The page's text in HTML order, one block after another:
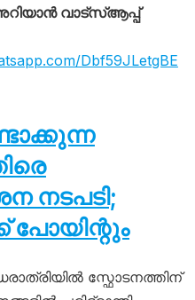
വാട്സ്ആപ്പ്
Dbf59JLetgBE
നടപടി;
പോയിന്റും
സ്ഫോടനത്തിന്